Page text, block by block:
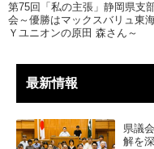
第75回「私の主張」静岡県支
会～優勝はマックスバリュ東
Ｙユニオンの原田 森さん～
最新情報
県議
解を